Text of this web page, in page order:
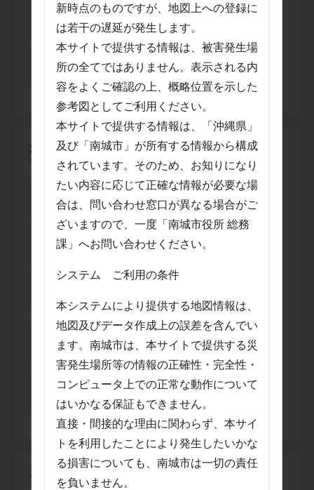
2026年7月11日 3:26
【発表】竜巻注意情報
【発表】竜巻注意情報
地震情報
2026年6月17日 10:00
【訓練】緊急地震速報
【訓練】緊急地震速報
【訓練】緊急地震速報
2023年11月2日 10:00
【訓練】緊急地震速報
2022年11月2日 10:00
【訓練】緊急地震速報
土砂災害警報
新時点のものですが、地図上への登録に
は若干の遅延が発生します。
本サイトで提供する情報は、被害発生場
所の全てではありません。表示される内
容をよくご確認の上、概略位置を示した
参考図としてご利用ください。
本サイトで提供する情報は、「沖縄県」
及び「南城市」が所有する情報から構成
されています。そのため、お知りになり
たい内容に応じて正確な情報が必要な場
合は、問い合わせ窓口が異なる場合がご
ざいますので、一度「南城市役所 総務
課」へお問い合わせください。
システム ご利用の条件
本システムにより提供する地図情報は、
地図及びデータ作成上の誤差を含んでい
ます。南城市は、本サイトで提供する災
害発生場所等の情報の正確性・完全性・
コンピュータ上での正常な動作について
はいかなる保証もできません。
直接・間接的な理由に関わらず、本サイ
トを利用したことにより発生したいかな
る損害についても、南城市は一切の責任
を負いません。